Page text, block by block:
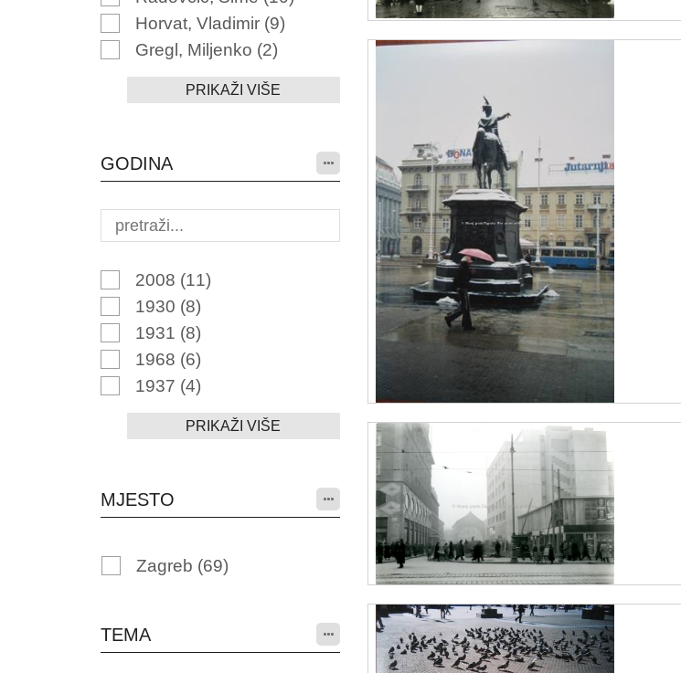
Horvat, Vladimir (9)
Gregl, Miljenko (2)
PRIKAŽI VIŠE
GODINA
2008 (11)
1930 (8)
1931 (8)
1968 (6)
1937 (4)
PRIKAŽI VIŠE
MJESTO
Zagreb (69)
TEMA